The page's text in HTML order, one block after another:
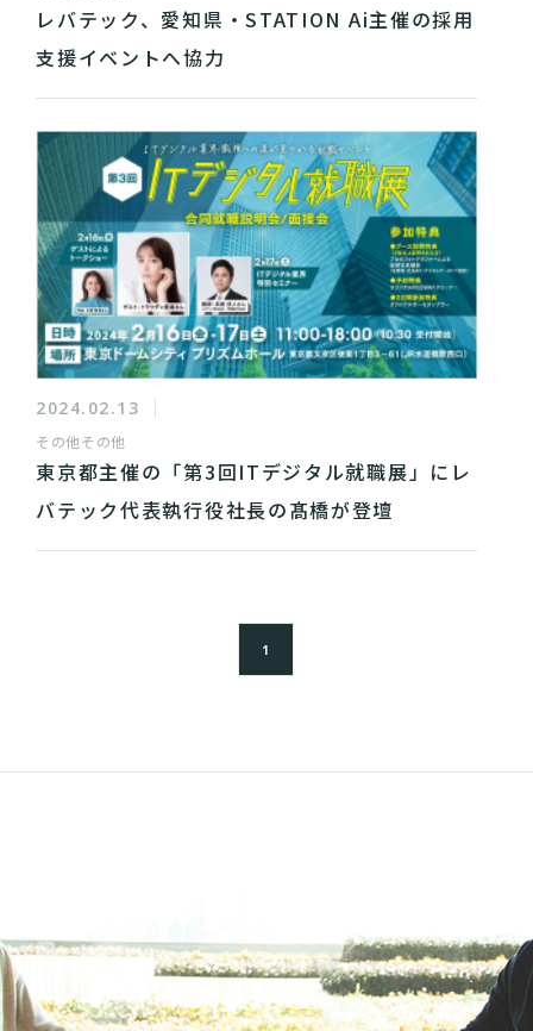
レバテック、愛知県・STATION Ai主催の採用
支援イベントへ協力
2024.02.13
その他その他
東京都主催の「第3回ITデジタル就職展」にレ
バテック代表執行役社長の髙橋が登壇
1